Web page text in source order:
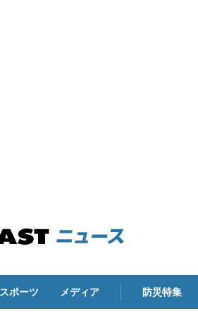
スポーツ メディア 防災特集